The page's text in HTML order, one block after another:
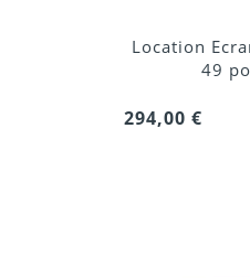
Location
49
294,00 €